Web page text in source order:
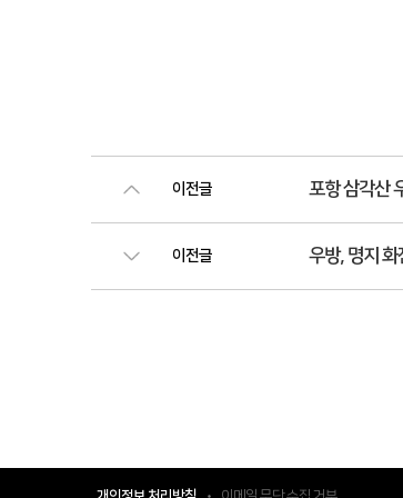
이전글 포항 삼각산
이전글 우방, 명지 화